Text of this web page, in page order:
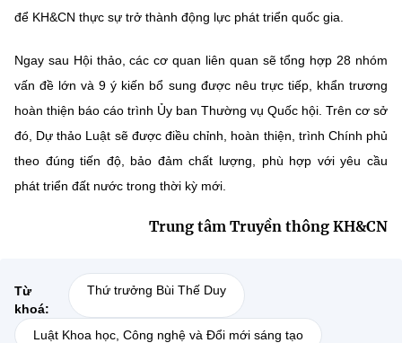
để KH&CN thực sự trở thành động lực phát triển quốc gia.
Ngay sau Hội thảo, các cơ quan liên quan sẽ tổng hợp 28 nhóm
vấn đề lớn và 9 ý kiến bổ sung được nêu trực tiếp, khẩn trương
hoàn thiện báo cáo trình Ủy ban Thường vụ Quốc hội. Trên cơ sở
đó, Dự thảo Luật sẽ được điều chỉnh, hoàn thiện, trình Chính phủ
theo đúng tiến độ, bảo đảm chất lượng, phù hợp với yêu cầu
phát triển đất nước trong thời kỳ mới.
Trung tâm Truyền thông KH&CN
Từ
khoá:
Thứ trưởng Bùi Thế Duy
Luật Khoa học, Công nghệ và Đổi mới sáng tạo